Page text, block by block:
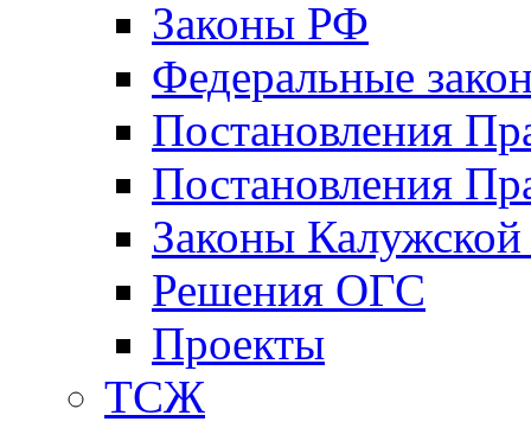
Законы РФ
Федеральные
Постановления
Постановления
Законы Калужской
Решения ОГС
Проекты
ТСЖ